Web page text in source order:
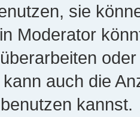
sie
Moderator
auch die
kannst.